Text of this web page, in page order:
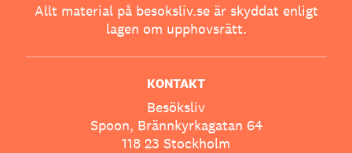
Allt material på besoksliv.se är skyddat enligt
lagen om upphovsrätt.
KONTAKT
Besöksliv
Spoon, Brännkyrkagatan 64
118 23 Stockholm